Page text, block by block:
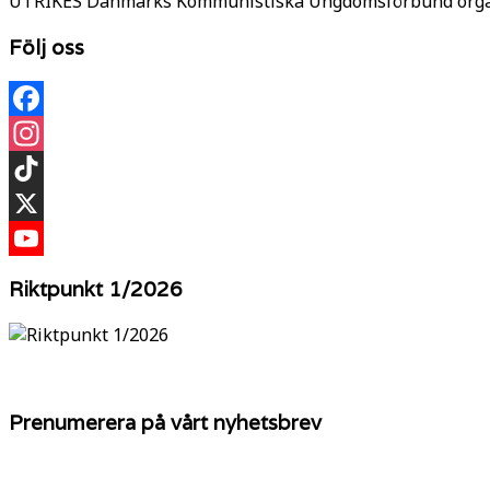
Följ oss
Facebook
Instagram
TikTok
X
Riktpunkt 1/2026
Prenumerera på vårt nyhetsbrev